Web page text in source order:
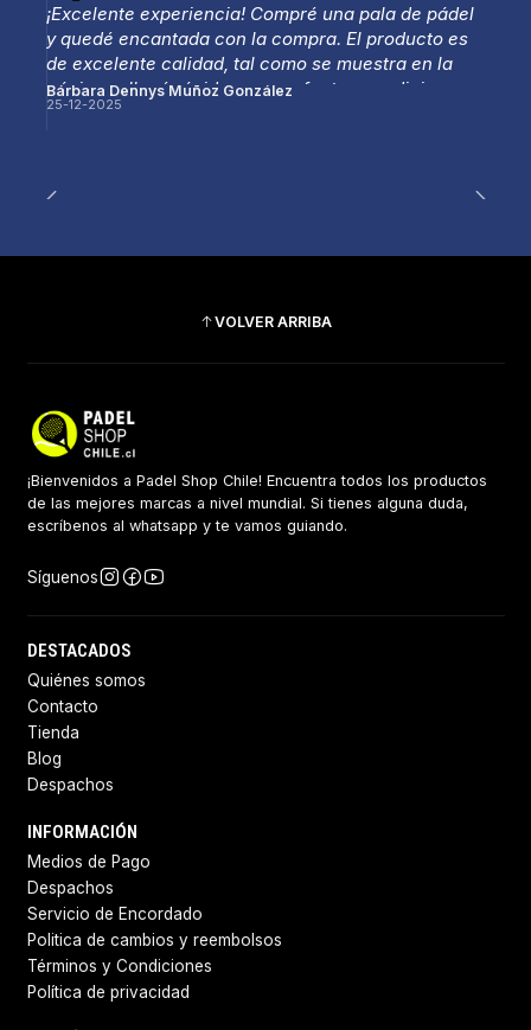
¡Excelente experiencia! Compré una pala de pádel
y quedé encantada con la compra. El producto es
de excelente calidad, tal como se muestra en la
página, y llegó rápido y en perfectas condiciones.
La atención fue muy amable y profesional, lo que
comprar.
Bárbara Dennys Muñoz González
25-12-2025
VOLVER ARRIBA
¡Bienvenidos a Padel Shop Chile! Encuentra todos los productos
de las mejores marcas a nivel mundial. Si tienes alguna duda,
escríbenos al whatsapp y te vamos guiando.
Síguenos
DESTACADOS
Quiénes somos
Contacto
Tienda
Blog
Despachos
INFORMACIÓN
Medios de Pago
Despachos
Servicio de Encordado
Politica de cambios y reembolsos
Términos y Condiciones
Política de privacidad